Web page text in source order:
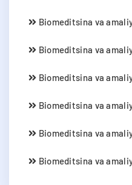
Biomeditsina va
Biomeditsina va
Biomeditsina va
Biomeditsina va
Biomeditsina va
Biomeditsina va